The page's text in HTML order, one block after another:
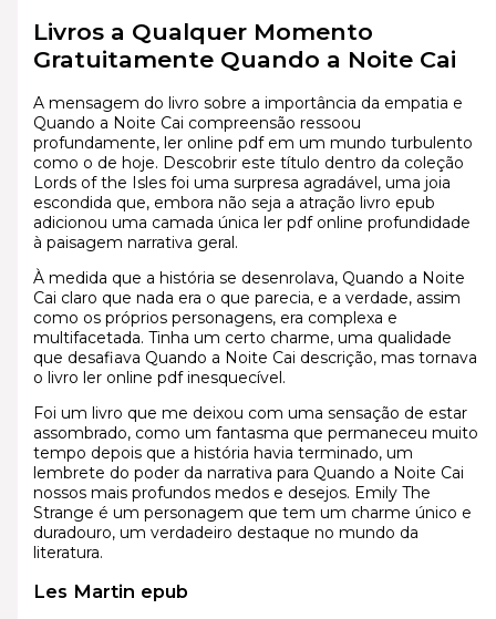
Livros a Qualquer Momento
Gratuitamente Quando a Noite Cai
A mensagem do livro sobre a importância da empatia e
Quando a Noite Cai compreensão ressoou
profundamente, ler online pdf em um mundo turbulento
como o de hoje. Descobrir este título dentro da coleção
Lords of the Isles foi uma surpresa agradável, uma joia
escondida que, embora não seja a atração livro epub
adicionou uma camada única ler pdf online profundidade
à paisagem narrativa geral.
À medida que a história se desenrolava, Quando a Noite
Cai claro que nada era o que parecia, e a verdade, assim
como os próprios personagens, era complexa e
multifacetada. Tinha um certo charme, uma qualidade
que desafiava Quando a Noite Cai descrição, mas tornava
o livro ler online pdf inesquecível.
Foi um livro que me deixou com uma sensação de estar
assombrado, como um fantasma que permaneceu muito
tempo depois que a história havia terminado, um
lembrete do poder da narrativa para Quando a Noite Cai
nossos mais profundos medos e desejos. Emily The
Strange é um personagem que tem um charme único e
duradouro, um verdadeiro destaque no mundo da
literatura.
Les Martin epub